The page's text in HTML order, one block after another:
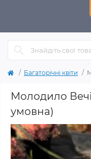
Багаторічні квіти
Молодило
умовна)